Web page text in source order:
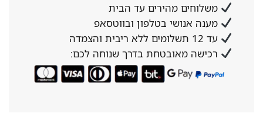
משלוחים מהירים עד הבית
מענה אנושי בטלפון ובווטסאפ
עד 12 תשלומים ללא ריבית והצמדה
רכישה מאובטחת בדרך שנוחה לכם: